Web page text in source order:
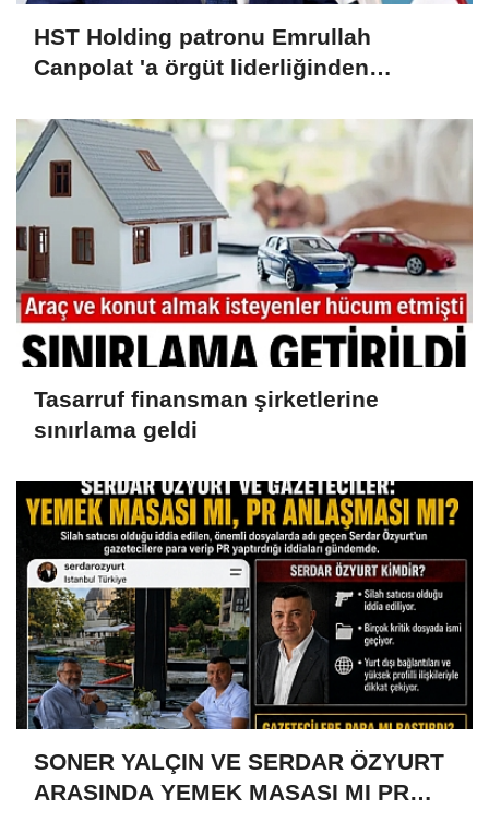
HST Holding patronu Emrullah
Canpolat 'a örgüt liderliğinden
malvarlığına el konuldu
Tasarruf finansman şirketlerine
sınırlama geldi
SONER YALÇIN VE SERDAR ÖZYURT
ARASINDA YEMEK MASASI MI PR